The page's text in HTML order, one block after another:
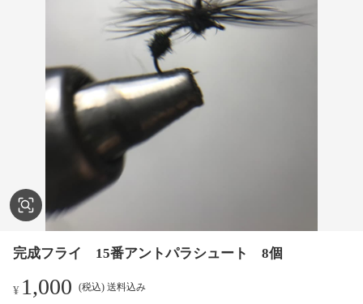
完成フライ 15番アントパラシュート 8個
¥ 1,000 (税込) 送料込み